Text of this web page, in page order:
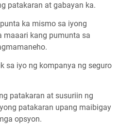
patakaran at gabayan ka.
ka mismo sa iyong
maaari kang pumunta sa
sa iyo ng kompanya ng seguro
patakaran at susuriin ng
patakaran upang maibigay
opsyon.